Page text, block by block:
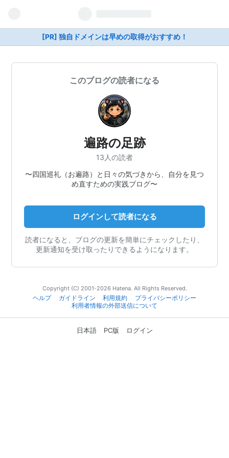
[PR] 独自ドメインは早めの取得がおすすめ！
このブログの読者になる
遍路の足跡
13人の読者
〜四国巡礼（お遍路）と日々の気づきから、自分を見つ
め直すための実践ブログ〜
ログインして読者になる
読者になると、ブログの更新を簡単にチェックしたり、
更新通知を受け取ったりできるようになります。
Copyright (C) 2001-2026 Hatena. All Rights Reserved.
ヘルプ
ガイドライン 利用規約
プライバシーポリシー
利用者情報の外部送信について
日本語 PC版 ログイン